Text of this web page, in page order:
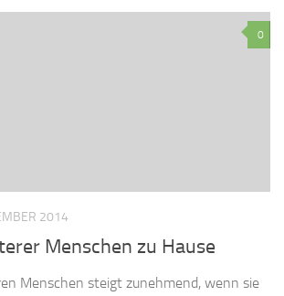
0
2014
Menschen zu Hause
Menschen steigt zunehmend, wenn sie